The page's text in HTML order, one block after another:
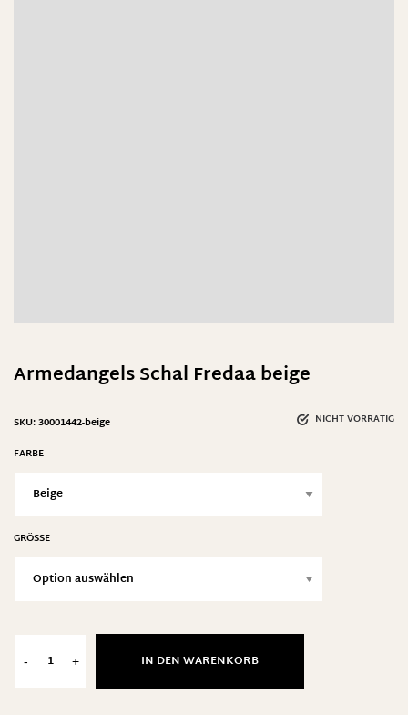
Armedangels Schal Fredaa beige
NICHT VORRÄTIG
SKU:30001442-beige
FARBE
GRÖSSE
- + IN DEN WARENKORB